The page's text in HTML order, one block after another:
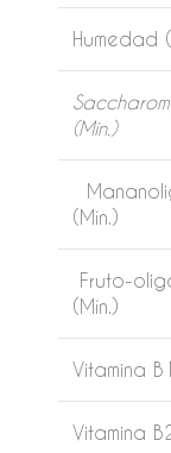
Humedad
(Mín.)
(Mín.)
Fruto-
(Mín.)
Vitamina
Vitamina